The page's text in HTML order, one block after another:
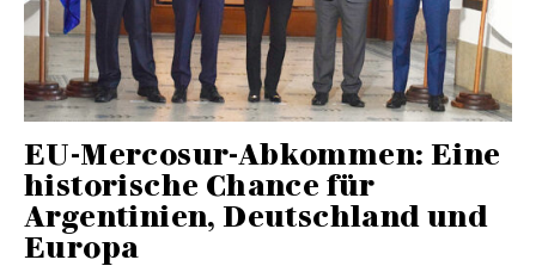
EU-Mercosur-Abkommen: Eine
historische Chance für
Argentinien, Deutschland und
Europa